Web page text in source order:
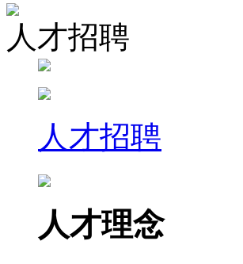
人才招聘
人才招聘
人才理念